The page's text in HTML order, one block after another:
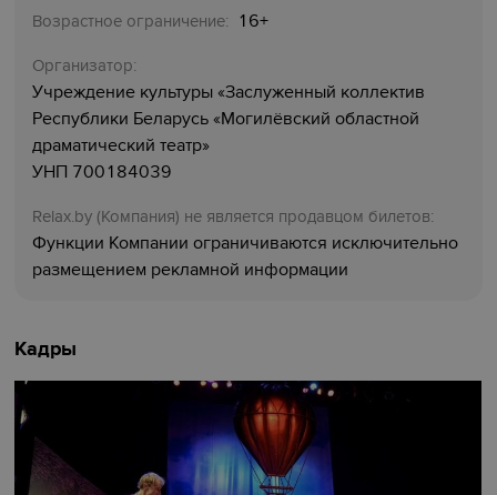
Возрастное ограничение: 16+
Организатор:
Учреждение культуры «‎Заслуженный коллектив
Республики Беларусь «‎Могилёвский областной
драматический театр»
УНП 700184039
Relaх.by (Компания) не является продавцом билетов:
Функции Компании ограничиваются исключительно
размещением рекламной информации
Кадры